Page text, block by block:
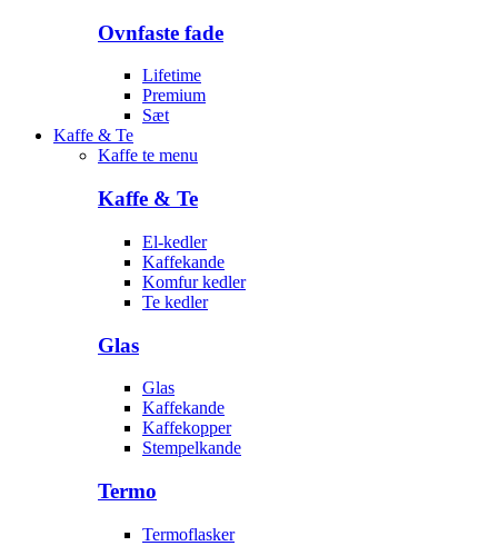
Ovnfaste fade
Lifetime
Premium
Sæt
Kaffe & Te
Kaffe te menu
Kaffe & Te
El-kedler
Kaffekande
Komfur kedler
Te kedler
Glas
Glas
Kaffekande
Kaffekopper
Stempelkande
Termo
Termoflasker